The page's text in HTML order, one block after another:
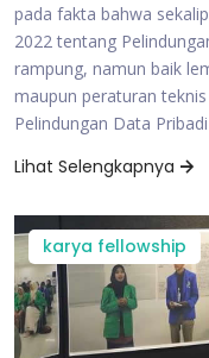
pada fakta bahwa
2022 tentang
rampung, namun baik
maupun peraturan
Pelindungan Data
Lihat Selengkapnya
karya fellowship